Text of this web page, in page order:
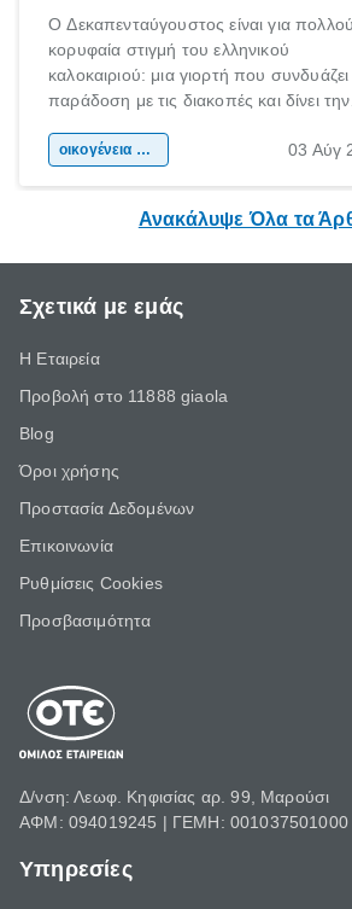
Ο Δεκαπενταύγουστος είναι για
κορυφαία στιγμή του ελληνικού
καλοκαιριού: μια γιορτή που
παράδοση με τις διακοπές και δίνει την
χώρας. Είτε πρόκειται για λίγες μέρες
οικογένεια & παιδί 03 Αύγ
Ανακάλυψε Όλα τα
Σχετικά με εμάς
Η Εταιρεία
Προβολή στο 11888 giaola
Blog
Όροι χρήσης
Προστασία Δεδομένων
Επικοινωνία
Ρυθμίσεις Cookies
Προσβασιμότητα
Δ/νση: Λεωφ. Κηφισίας αρ. 99, Μαρούσι
ΑΦΜ: 094019245 | ΓΕΜΗ: 001037501000
Υπηρεσίες